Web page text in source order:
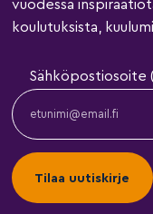
vuodessa
koulutuksista,
Sähköpostiosoite